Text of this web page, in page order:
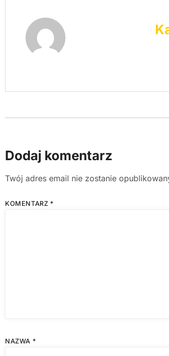
Dodaj komentarz
Twój adres email nie zostanie
KOMENTARZ *
NAZWA *